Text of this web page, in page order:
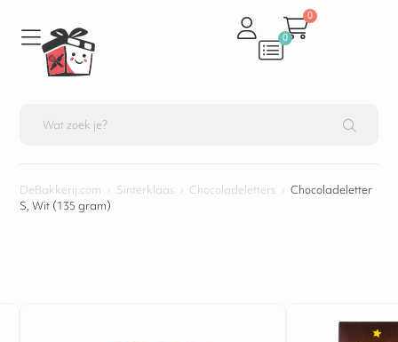
0
0
DeBakkerij.com › Sinterklaas › Chocoladeletters › Chocoladeletter
S, Wit (135 gram)